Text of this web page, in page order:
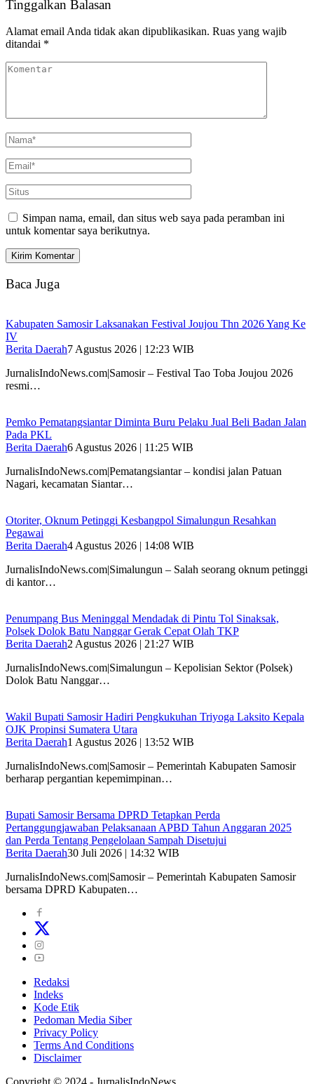
Tinggalkan Balasan
Alamat email Anda tidak akan dipublikasikan. Ruas yang wajib
ditandai *
Simpan nama, email, dan situs web saya pada peramban ini
untuk komentar saya berikutnya.
Baca Juga
Kabupaten Samosir Laksanakan Festival Joujou Thn 2026 Yang Ke
IV
Berita Daerah7 Agustus 2026 | 12:23 WIB
JurnalisIndoNews.com|Samosir – Festival Tao Toba Joujou 2026
resmi…
Pemko Pematangsiantar Diminta Buru Pelaku Jual Beli Badan Jalan
Pada PKL
Berita Daerah6 Agustus 2026 | 11:25 WIB
JurnalisIndoNews.com|Pematangsiantar – kondisi jalan Patuan
Nagari, kecamatan Siantar…
Otoriter, Oknum Petinggi Kesbangpol Simalungun Resahkan
Pegawai
Berita Daerah4 Agustus 2026 | 14:08 WIB
JurnalisIndoNews.com|Simalungun – Salah seorang oknum petinggi
di kantor…
Penumpang Bus Meninggal Mendadak di Pintu Tol Sinaksak,
Polsek Dolok Batu Nanggar Gerak Cepat Olah TKP
Berita Daerah2 Agustus 2026 | 21:27 WIB
JurnalisIndoNews.com|Simalungun – Kepolisian Sektor (Polsek)
Dolok Batu Nanggar…
Wakil Bupati Samosir Hadiri Pengkukuhan Triyoga Laksito Kepala
OJK Propinsi Sumatera Utara
Berita Daerah1 Agustus 2026 | 13:52 WIB
JurnalisIndoNews.com|Samosir – Pemerintah Kabupaten Samosir
berharap pergantian kepemimpinan…
Bupati Samosir Bersama DPRD Tetapkan Perda
Pertanggungjawaban Pelaksanaan APBD Tahun Anggaran 2025
dan Perda Tentang Pengelolaan Sampah Disetujui
Berita Daerah30 Juli 2026 | 14:32 WIB
JurnalisIndoNews.com|Samosir – Pemerintah Kabupaten Samosir
bersama DPRD Kabupaten…
Redaksi
Indeks
Kode Etik
Pedoman Media Siber
Privacy Policy
Terms And Conditions
Disclaimer
Copyright © 2024 - JurnalisIndoNews